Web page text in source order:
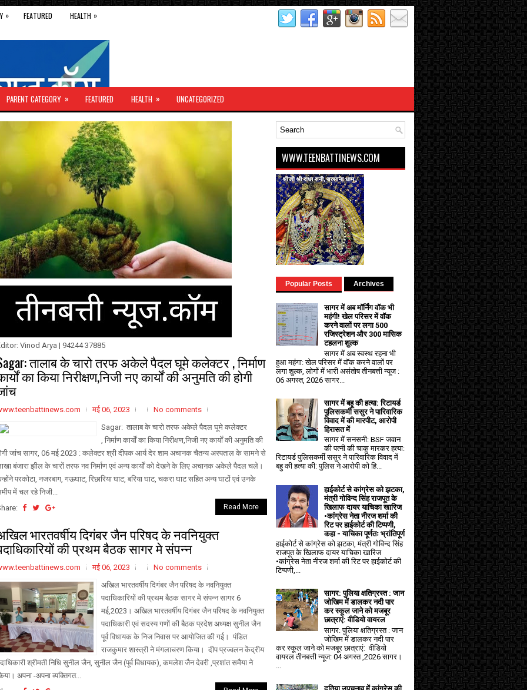
» FEATURED HEALTH »
PARENT CATEGORY » FEATURED HEALTH » UNCATEGORIZED
Vinod Arya | 94244 37885
तालाब के चारो तरफ अकेले पैदल घूमे कलेक्टर , निर्माण
का किया निरीक्षण,निजी नए कार्यों की अनुमति की होगी
मई 06, 2023
No comments
Sagar: तालाब के चारो तरफ अकेले पैदल घूमे कलेक्टर
, निर्माण कार्यों का किया निरीक्षण,निजी नए कार्यों की अनुमति की
जांच सागर, 06 मई 2023 : कलेक्टर श्री दीपक आर्य देर शाम अचानक चैतन्य अस्पताल के सामने से
बंजारा झील के चारों तरफ नव निर्माण एवं अन्य कार्यों को देखने के लिए अचानक अकेले पैदल चले।
परकोटा, नजरबाग, गऊघाट, रिछारिया घाट, बरिया घाट, चकरा घाट सहित अन्य घाटों एवं उनके
में चल रहे निजी...
Read More
भारतवर्षीय दिगंबर जैन परिषद के नवनियुक्त
की प्रथम बैठक सागर मे संपन्न
मई 06, 2023
No comments
अखिल भारतवर्षीय दिगंबर जैन परिषद के नवनियुक्त
पदाधिकारियों की प्रथम बैठक सागर मे संपन्न सागर 6
मई,2023। अखिल भारतवर्षीय दिगंबर जैन परिषद के नवनियुक्त
पदाधिकारी एवं सदस्य गणों की बैठक प्रदेश अध्यक्ष सुनील जैन
पूर्व विधायक के निज निवास पर आयोजित की गई। पंडित
राजकुमार शास्त्री ने मंगलाचरण किया। दीप प्रज्वलन केंद्रीय
श्रीमती निधि सुनील जैन, सुनील जैन (पूर्व विधायक), कमलेश जैन देवरी ,प्रशांत समैया ने
अपना -अपना व्यक्तिगत...
WWW.TEENBATTINEWS.COM
Popular Posts Archives
सागर में अब मॉर्निंग वॉक भी
महंगी! खेल परिसर में वॉक
करने वालों पर लगा ₹500
रजिस्ट्रेशन और ₹300 मासिक
टहलना शुल्क
सागर में अब स्वस्थ रहना भी
हुआ महंगा: खेल परिसर में वॉक करने वालों पर
लगा शुल्क, लोगों में भारी असंतोष तीनबत्ती न्यूज :
06 अगस्त, 2026 सागर...
सागर में बहू की हत्या: रिटायर्ड
पुलिसकर्मी ससुर ने पारिवारिक
विवाद में की मारपीट, आरोपी
हिरासत में
सागर में सनसनी: BSF जवान
की पत्नी की चाकू मारकर हत्या:
रिटायर्ड पुलिसकर्मी ससुर ने पारिवारिक विवाद में
बहु की हत्या की: पुलिस ने आरोपी को हि...
हाईकोर्ट से कांग्रेस को झटका,
मंत्री गोविन्द सिंह राजपूत के
खिलाफ दायर याचिका खारिज
•कांग्रेस नेता नीरज शर्मा की
रिट पर हाईकोर्ट की टिप्पणी,
कहा - याचिका पूर्णतः भ्रांतिपूर्ण
हाईकोर्ट से कांग्रेस को झटका, मंत्री गोविन्द सिंह
राजपूत के खिलाफ दायर याचिका खारिज
•कांग्रेस नेता नीरज शर्मा की रिट पर हाईकोर्ट की
टिप्पणी,...
सागर: पुलिया क्षतिग्रस्त : जान
जोखिम में डालकर नदी पार
कर स्कूल जाने को मजबूर
छात्राएं: वीडियो वायरल
सागर: पुलिया क्षतिग्रस्त : जान
जोखिम में डालकर नदी पार
कर स्कूल जाने को मजबूर छात्राएं: वीडियो
वायरल तीनबत्ती न्यूज: 04 अगस्त ,2026 सागर।
...